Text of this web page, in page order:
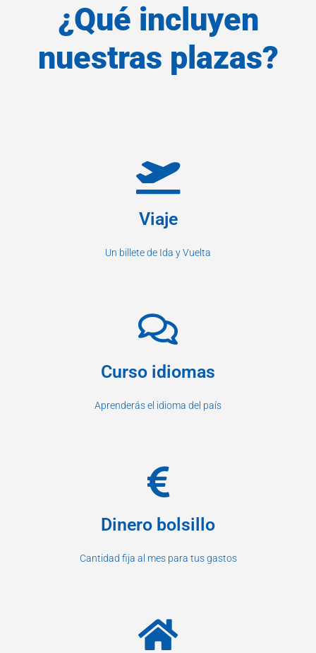
¿Qué incluyen
nuestras plazas?
Viaje
Un billete de Ida y Vuelta
Curso idiomas
Aprenderás el idioma del país
Dinero bolsillo
Cantidad fija al mes para tus gastos